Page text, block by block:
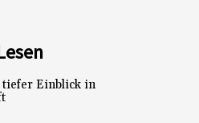
tiefer Einblick in